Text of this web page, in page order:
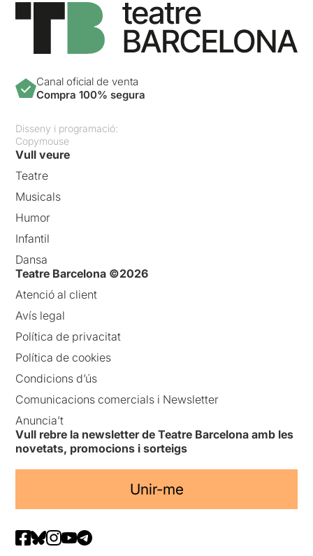
Canal oficial de venta
Compra 100% segura
Disseny i programació:
Copymouse
Vull veure
Teatre
Musicals
Humor
Infantil
Dansa
Teatre Barcelona ©2026
Atenció al client
Avís legal
Política de privacitat
Política de cookies
Condicions d’ús
Comunicacions comercials i Newsletter
Anuncia’t
Vull rebre la newsletter de Teatre Barcelona amb les
novetats, promocions i sorteigs
Unir-me